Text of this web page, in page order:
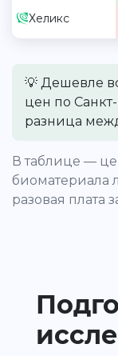
Хеликс
💡 Дешевле
цен по
разница
В таблице —
биоматериала
разовая плата